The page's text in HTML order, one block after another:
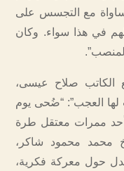
مع التجسس على
في هذا سواء. وكان
صلاح عيسى،
العجب”: “ضُحى يوم
في أحد ممرات معتقل طرة
محمد محمود شاكر،
حول معركة فكرية،